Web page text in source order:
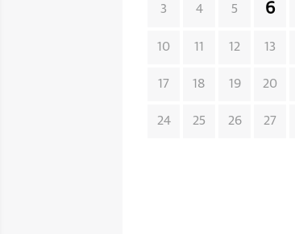
3 4 5 6
10 11 12 13
17 18 19 20
24 25 26 27